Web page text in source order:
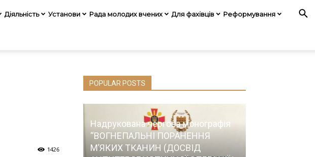
Діяльність Установи Рада молодих вчених Для фахівців Реформування
1426
POPULAR POSTS
Надрукована чергова монографія
“ВОГНЕПАЛЬНІ ПОРАНЕННЯ
М’ЯКИХ ТКАНИН (ДОСВІД